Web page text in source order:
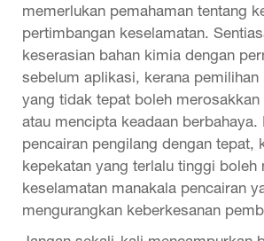
memerlukan pemahaman tentang
pertimbangan keselamatan.
keserasian bahan kimia dengan
sebelum aplikasi, kerana pemilihan
yang tidak tepat boleh merosakkan
atau mencipta keadaan berbahaya.
pencairan pengilang dengan tepat,
kepekatan yang terlalu tinggi boleh
keselamatan manakala pencairan
mengurangkan keberkesanan